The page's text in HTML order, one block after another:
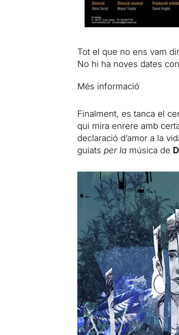
Tot el que no ens vam dir
No hi ha noves dates
Més informació
Finalment, es tanca el
qui mira enrere amb
declaració d’amor a la
guiats per la música de